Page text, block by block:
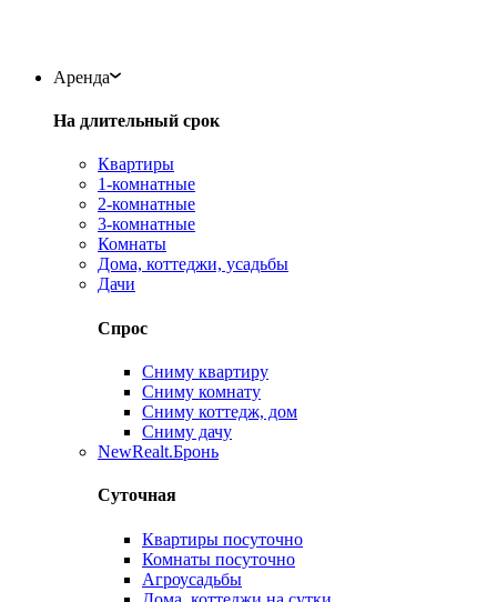
Аренда
На длительный срок
Квартиры
1-комнатные
2-комнатные
3-комнатные
Комнаты
Дома, коттеджи, усадьбы
Дачи
Спрос
Сниму квартиру
Сниму комнату
Сниму коттедж, дом
Сниму дачу
NewRealt.Бронь
Суточная
Квартиры посуточно
Комнаты посуточно
Агроусадьбы